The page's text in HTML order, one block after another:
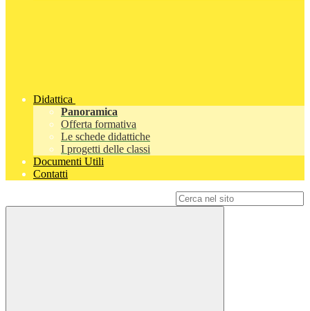
Didattica
Panoramica
Offerta formativa
Le schede didattiche
I progetti delle classi
Documenti Utili
Contatti